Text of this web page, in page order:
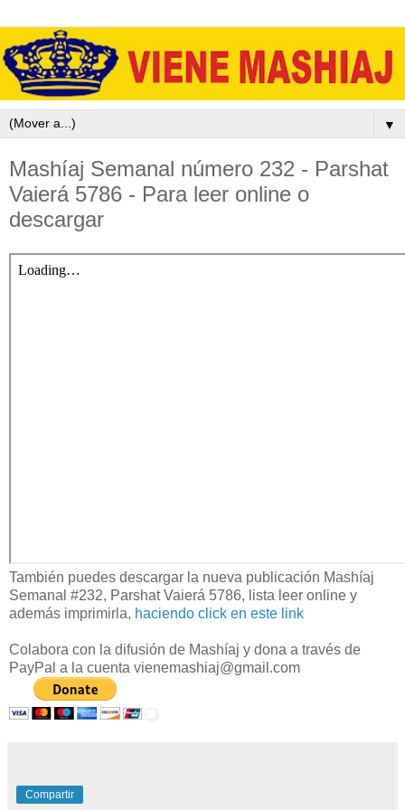
▼
Mashíaj Semanal número 232 - Parshat
Vaierá 5786 - Para leer online o
descargar
También puedes descargar la nueva publicación Mashíaj
Semanal #232, Parshat Vaierá 5786, lista leer online y
además imprimirla, haciendo click en este link
Colabora con la difusión de Mashíaj y dona a través de
PayPal a la cuenta vienemashiaj@gmail.com
Compartir